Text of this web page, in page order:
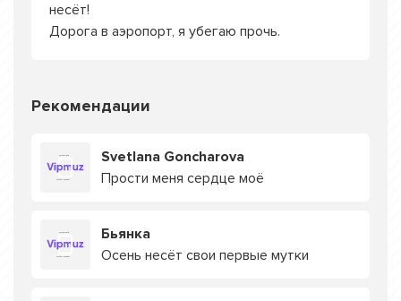
несёт!
Дорога в аэропорт, я убегаю прочь.
Рекомендации
Svetlana Goncharova
Прости меня сердце моё
Бьянка
Осень несёт свои первые мутки